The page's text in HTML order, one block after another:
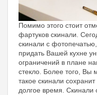
Помимо этого стоит
фартуков скинали.
скинали с
придать Вашей кухне
ограничений в плане
стекло. Более того, Вы
такое скинали
долгое время. Скинали